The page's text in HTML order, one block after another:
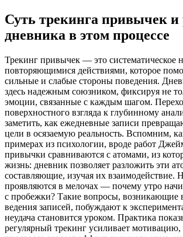
Суть трекинга привычек и
дневника в этом процессе
Трекинг привычек — это систематическое
повторяющимися действиями, которое
сильные и слабые стороны поведения.
здесь надежным союзником, фиксируя не
эмоции, связанные с каждым шагом.
поверхностного взгляда к глубинному
заметить, как ежедневные записи
цели в осязаемую реальность. Вспомним,
примерах из психологии, вроде работ
привычки сравниваются с атомами, из
жизнь: дневник позволяет разложить эти
составляющие, изучая их взаимодействие.
проявляются в мелочах — почему утро
с пробежки? Такие вопросы, возникающие
ведения записей, побуждают к
неудача становится уроком. Практика
регулярный трекинг усиливает мотивацию,